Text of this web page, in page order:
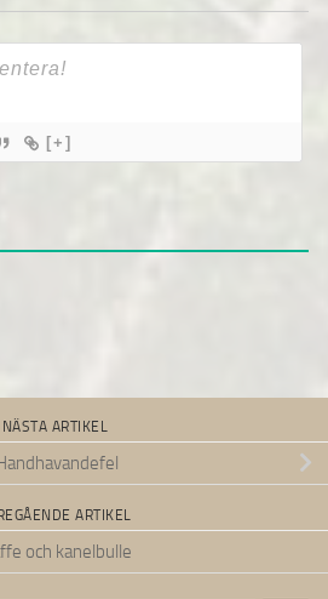
[+]
NÄSTA ARTIKEL
ARTIKEL
och kanelbulle